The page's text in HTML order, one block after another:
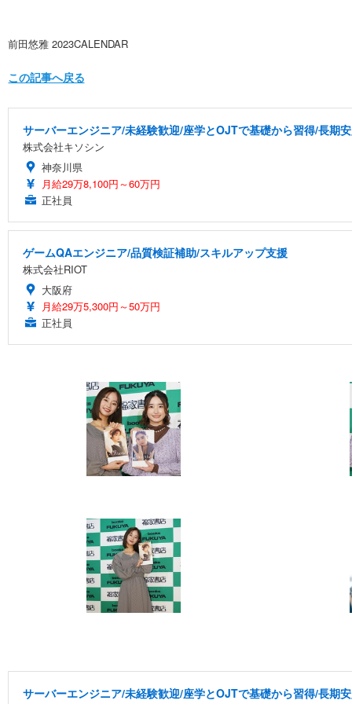
前田悠雅 2023CALENDAR
この記事へ戻る
サーバーエンジニア/未経験歓迎/座学とOJTで基礎から習得/長期
株式会社キソシン
神奈川県
月給29万8,100円～60万円
正社員
ゲームQAエンジニア/品質検証補助/スキルアップ支援
株式会社RIOT
大阪府
月給29万5,300円～50万円
正社員
サーバーエンジニア/未経験歓迎/座学とOJTで基礎から習得/長期